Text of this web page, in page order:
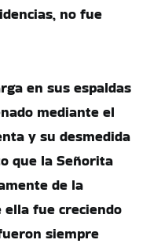
no fue
en sus espaldas
mediante el
y su desmedida
que la Señorita
de la
ella fue creciendo
siempre